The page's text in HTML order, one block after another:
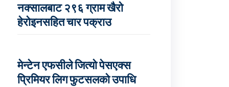
नक्सालबाट २९६ ग्राम खैरो
हेरोइनसहित चार पक्राउ
मेन्टेन एफसीले जित्यो पेसएक्स
प्रिमियर लिग फुटसलको उपाधि